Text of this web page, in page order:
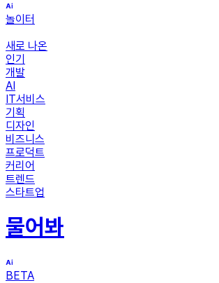
놀이터
새로 나온
인기
개발
AI
IT서비스
기획
디자인
비즈니스
프로덕트
커리어
트렌드
스타트업
물어봐
BETA